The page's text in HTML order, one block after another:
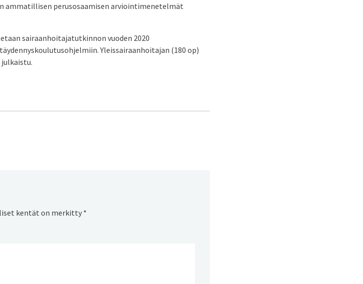
ammatillisen perusosaamisen arviointimenetelmät
sairaanhoitajatutkinnon vuoden 2020
Yleissairaanhoitajan (180 op)
kentät on merkitty *